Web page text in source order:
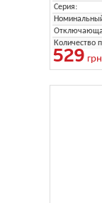
Серия:
Количество
529 грн